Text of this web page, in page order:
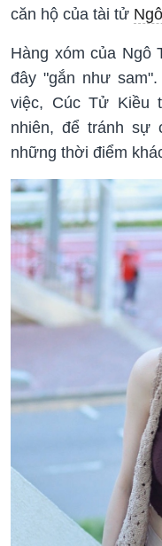
căn hộ của tài tử
Hàng xóm của Ngô
đây "gắn như
việc, Cúc Tử Kiều
nhiên, để tránh sự
những thời điểm